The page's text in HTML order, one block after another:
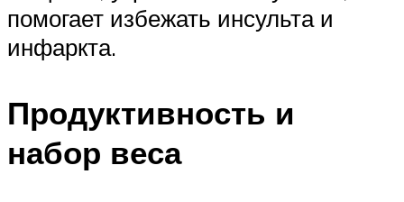
помогает избежать инсульта и
инфаркта.
Продуктивность и
набор веса